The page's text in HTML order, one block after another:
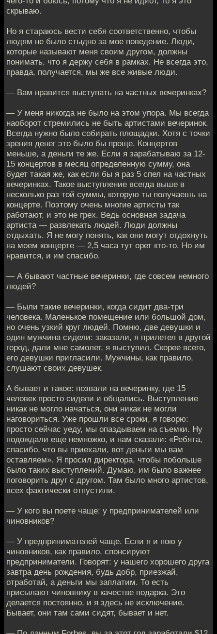
скрываю.
Но я стараюсь вести себя соответственно, чтобы
людям не было стыдно за мое поведение. Люди,
которые называют меня своим другом, должны
понимать, что я держу себя в рамках. Не всегда это,
правда, получается, мы же все живые люди.
— Вам нравится выступать на частных вечеринках?
— У меня никогда не было на этом упора. Мы всегда
наоборот стремились не быть артистами вечеринок.
Всегда нужно было собирать площадки. Хотя с точки
зрения денег это было бы проще. Концертов
меньше, а деньги те же. Если я зарабатываю за 12-
15 концертов в месяц определенную сумму, она
будет такая же, как если бы я раз 5 спел на частных
вечеринках. Такое выступление всегда выше в
несколько раз той суммы, которую ты получаешь на
концерте. Поэтому очень многие артисты так
работают, и это не грех. Ведь основная задача
артиста — развлекать людей. Люди должны
отдыхать. Я не могу понять, как они могут отдохнуть
на моем концерте — 2,5 часа тут орет кто-то. Но им
нравится, и им спасибо.
— А бывают частные вечеринки, где совсем немного
людей?
— Были такие вечеринки, когда сидит два-три
человека. Маленькое помещение или большой дом,
но очень узкий круг людей. Помню, две девушки и
один мужчина сидели: заказали, я прилетел в другой
город, дали мне самолет, я выступил. Скорее всего,
его девушки пригласили. Мужчины, как правило,
слушают своих девушек.
А бывает и такое: позвали на вечеринку, где 15
человек просто сидели и общались. Выступление
никак не могло начаться, они никак не могли
наговориться. Уже прошли все сроки, я говорю:
просто сейчас уеду, мы опаздываем на съемки. Ну
подождали еще немножко, и нам сказали: «Ребята,
спасибо, что вы приехали, вот деньги мы вам
оставляем». Я просил директора, чтобы побольше
было таких выступлений. Думаю, им было важнее
поговорить друг с другом. Там было много артистов,
всех фактически отпустили.
— У кого вы поете чаще: у предпринимателей или
чиновников?
— У предпринимателей чаще. Если я и пою у
чиновников, как правило, спонсируют
предприниматели. Говорят: у нашего хорошего друга
завтра день рождения, будь добр, приезжай,
отработай, а деньги мы заплатим. То есть
присылают чиновнику в качестве подарка. Это
делается постоянно, и я здесь не исключение.
Бывает, они там сами сидят, бывает и нет.